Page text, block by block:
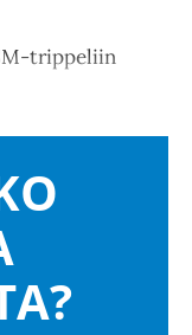
trippeliin